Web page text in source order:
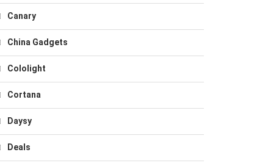
Canary
China Gadgets
Cololight
Cortana
Daysy
Deals